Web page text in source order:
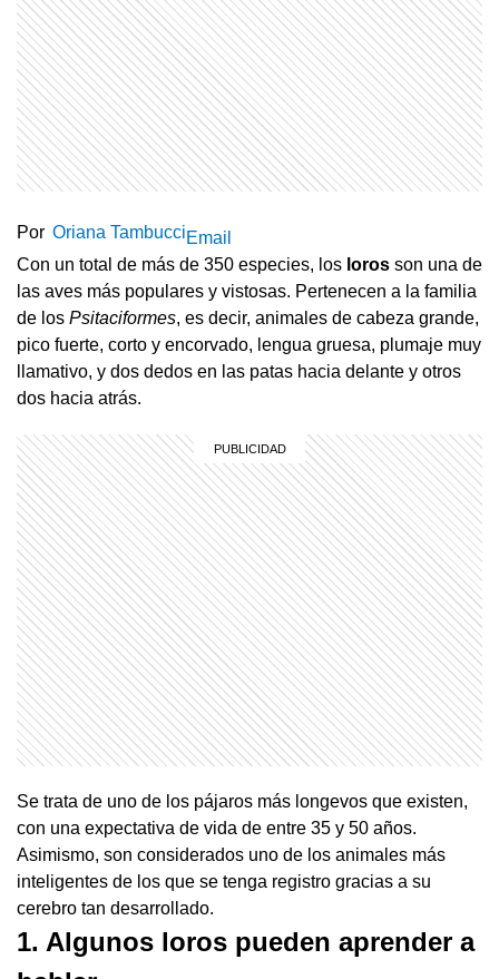
Por Oriana TambucciEmail
Con un total de más de 350 especies, los loros son una de
las aves más populares y vistosas. Pertenecen a la familia
de los Psitaciformes, es decir, animales de cabeza grande,
pico fuerte, corto y encorvado, lengua gruesa, plumaje muy
llamativo, y dos dedos en las patas hacia delante y otros
dos hacia atrás.
Se trata de uno de los pájaros más longevos que existen,
con una expectativa de vida de entre 35 y 50 años.
Asimismo, son considerados uno de los animales más
inteligentes de los que se tenga registro gracias a su
cerebro tan desarrollado.
1. Algunos loros pueden aprender a